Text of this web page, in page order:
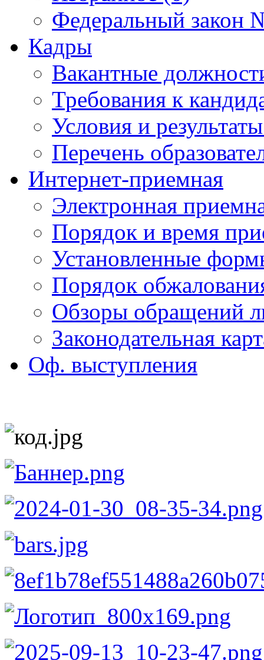
Федеральный закон
Кадры
Вакантные
Требования к
Условия и
Перечень
Интернет-приемная
Электронная
Порядок и время
Установленные
Порядок
Обзоры обращений
Законодательная
Оф. выступления